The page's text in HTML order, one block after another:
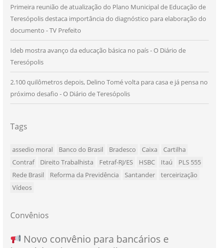
Primeira reunião de atualização do Plano Municipal de Educação de
Teresópolis destaca importância do diagnóstico para elaboração do
documento - TV Prefeito
Ideb mostra avanço da educação básica no país - O Diário de
Teresópolis
2.100 quilômetros depois, Delino Tomé volta para casa e já pensa no
próximo desafio - O Diário de Teresópolis
Tags
assedio moral Banco do Brasil Bradesco Caixa
Cartilha
Contraf
Direito Trabalhista Fetraf-RJ/ES HSBC Itaú
PLS 555
Rede Brasil
Reforma da Previdência Santander
terceirização
Vídeos
Convênios
SEU NOVO BENEFÍCIO CHEGOU
Novo convênio para bancários e
NOVO CONVÊNIO PARA VOCÊ, BANCÁRIO
Convênio com a Rede de Ensino Técnico e